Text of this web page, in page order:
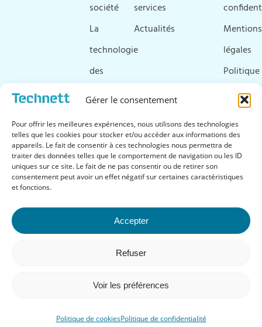
Gérer le consentement
Pour offrir les meilleures expériences, nous utilisons des technologies
telles que les cookies pour stocker et/ou accéder aux informations des
appareils. Le fait de consentir à ces technologies nous permettra de
traiter des données telles que le comportement de navigation ou les ID
uniques sur ce site. Le fait de ne pas consentir ou de retirer son
consentement peut avoir un effet négatif sur certaines caractéristiques
et fonctions.
Accepter
Refuser
Voir les préférences
Politique de cookiesPolitique de confidentialité
société
La
technologie
des
ultrasons
&
téléchargements
FAQ
services
Actualités
Mentions
légales
Politique